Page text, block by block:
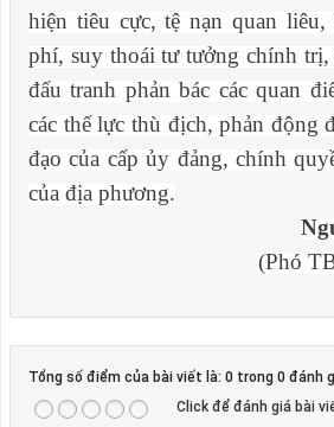
hiện tiêu cực, tệ nạn quan liêu,
phí, suy thoái tư tưởng chính
đấu tranh phản bác các quan
các thế lực thù địch, phản động
đạo của cấp ủy đảng, chính
của địa phương.
(Phó
Tổng số điểm của bài viết là: 0 trong 0 đánh
Click để đánh giá bài